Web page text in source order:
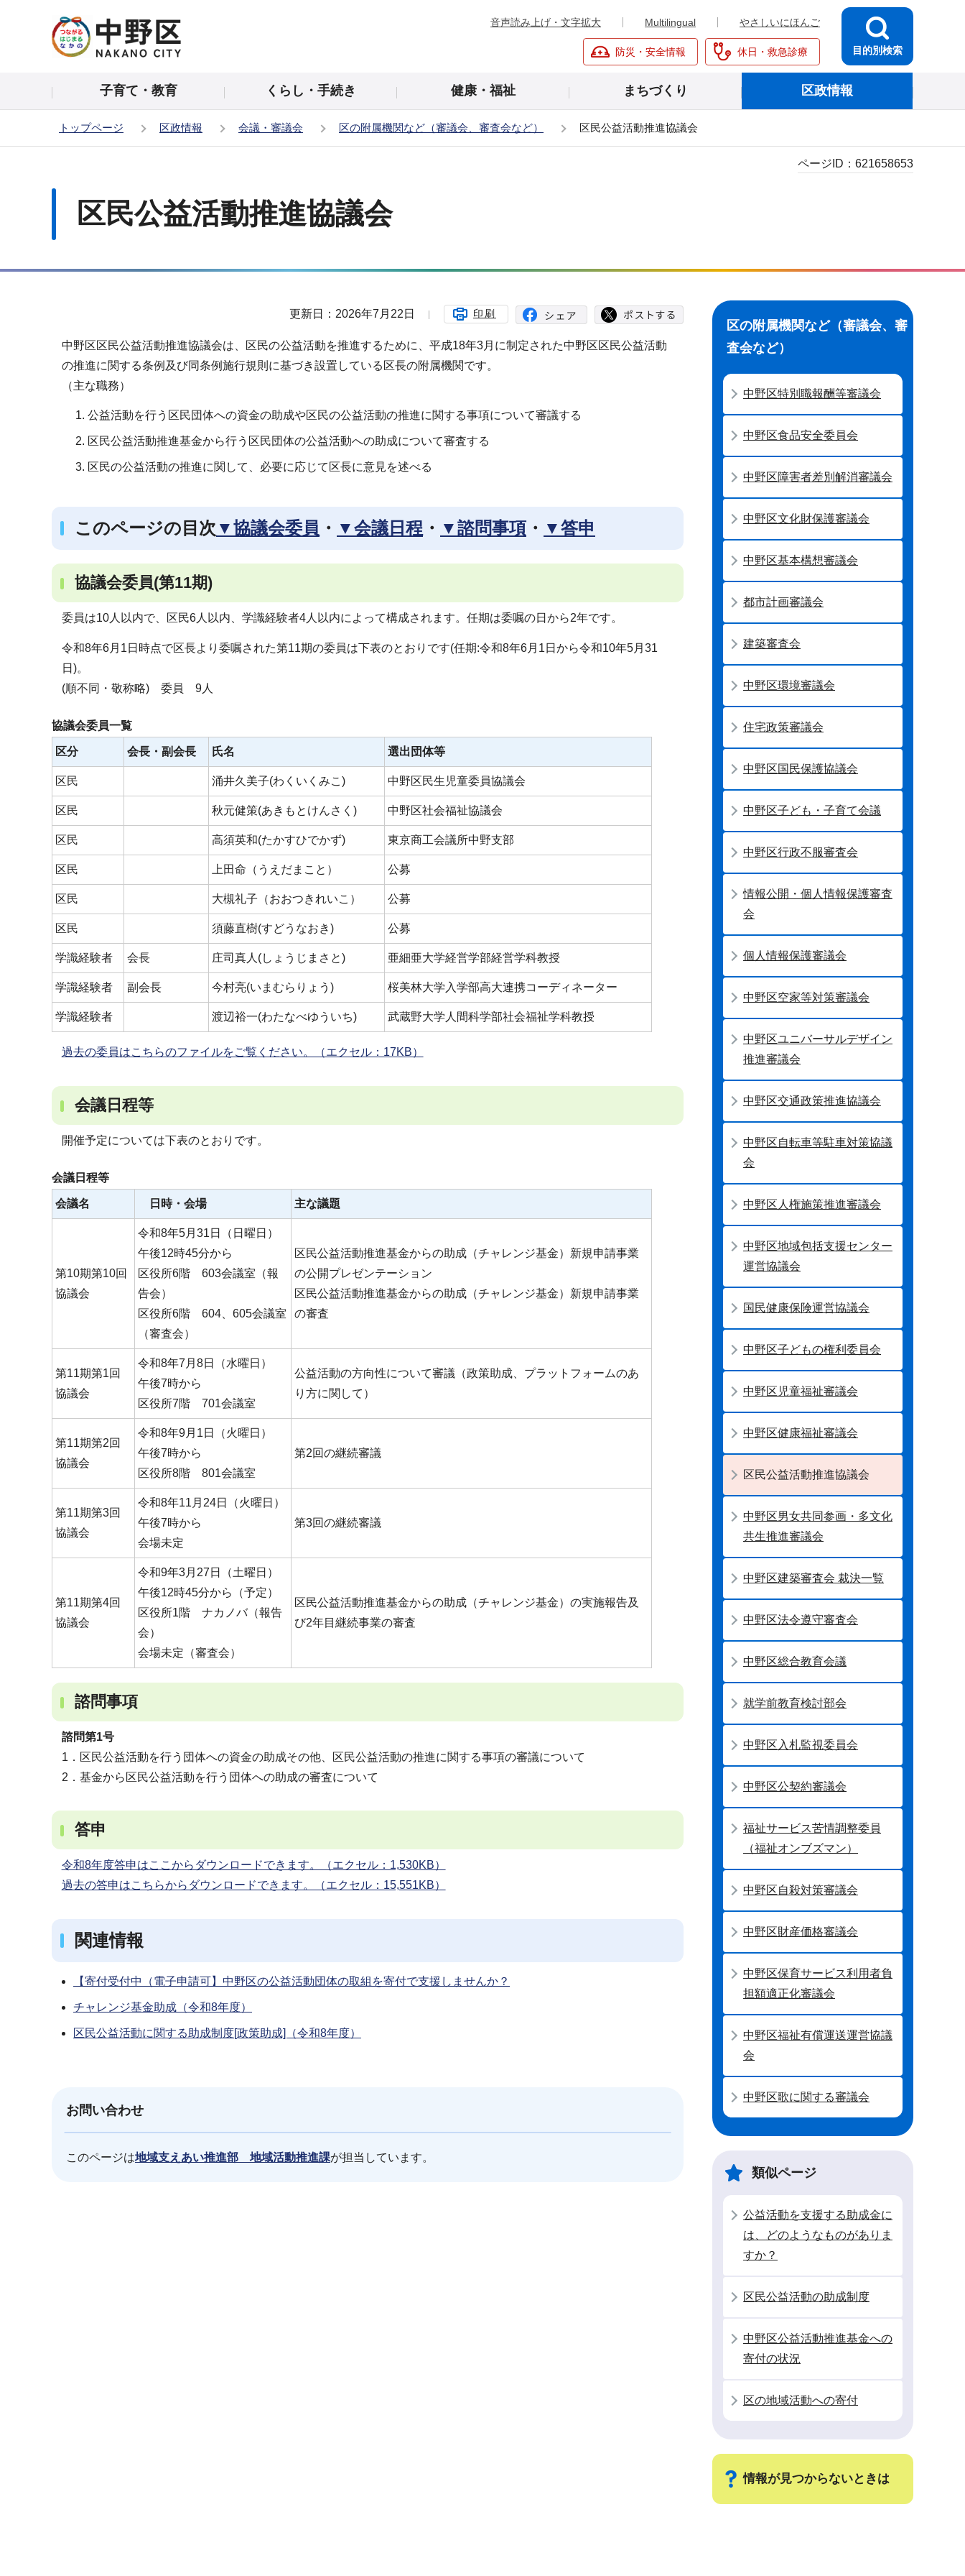
の
頭
音声読み上げ・文字拡大 Multilingual やさしいにほんご
防災・安全情報 休日・救急診療 目的別検索
子育て・教育 くらし・手続き 健康・福祉 まちづくり 区政情報
トップページ 区政情報 会議・審議会 区の附属機関など（審議会、審査会など） 区民公益活動推進協議会
区民公益活動推進協議会
ページID： 621658653
更新日：2026年7月22日 印刷
中野区区民公益活動推進協議会は、区民の公益活動を推進するために、平成18年3月に制定された中野区区民公益活動
の推進に関する条例及び同条例施行規則に基づき設置している区長の附属機関です。
（主な職務）
公益活動を行う区民団体への資金の助成や区民の公益活動の推進に関する事項について審議する
区民公益活動推進基金から行う区民団体の公益活動への助成について審査する
区民の公益活動の推進に関して、必要に応じて区長に意見を述べる
このページの目次 ▼協議会委員 ・ ▼会議日程 ・ ▼諮問事項 ・ ▼答申
協議会委員(第11期)
委員は10人以内で、区民6人以内、学識経験者4人以内によって構成されます。任期は委嘱の日から2年です。
令和8年6月1日時点で区長より委嘱された第11期の委員は下表のとおりです(任期:令和8年6月1日から令和10年5月31
日)。
(順不同・敬称略) 委員 9人
協議会委員一覧
区分 会長・副会長 氏名 選出団体等
区民 涌井久美子(わくいくみこ) 中野区民生児童委員協議会
区民 秋元健策(あきもとけんさく) 中野区社会福祉協議会
区民 高須英和(たかすひでかず) 東京商工会議所中野支部
区民 上田命（うえだまこと） 公募
区民 大槻礼子（おおつきれいこ） 公募
区民 須藤直樹(すどうなおき) 公募
学識経験者 会長 庄司真人(しょうじまさと) 亜細亜大学経営学部経営学科教授
学識経験者 副会長 今村亮(いまむらりょう) 桜美林大学入学部高大連携コーディネーター
学識経験者 渡辺裕一(わたなべゆういち) 武蔵野大学人間科学部社会福祉学科教授
過去の委員はこちらのファイルをご覧ください。（エクセル：17KB）
会議日程等
開催予定については下表のとおりです。
会議日程等
会議名 日時・会場 主な議題
第10期第10回
協議会
令和8年5月31日（日曜日）
午後12時45分から
区役所6階 603会議室（報
告会）
区役所6階 604、605会議室
（審査会）
区民公益活動推進基金からの助成（チャレンジ基金）新規申請事業
の公開プレゼンテーション
区民公益活動推進基金からの助成（チャレンジ基金）新規申請事業
の審査
第11期第1回
協議会
令和8年7月8日（水曜日）
午後7時から
区役所7階 701会議室
公益活動の方向性について審議（政策助成、プラットフォームのあ
り方に関して）
第11期第2回
協議会
令和8年9月1日（火曜日）
午後7時から
区役所8階 801会議室
第2回の継続審議
第11期第3回
協議会
令和8年11月24日（火曜日）
午後7時から
会場未定
第3回の継続審議
第11期第4回
協議会
令和9年3月27日（土曜日）
午後12時45分から（予定）
区役所1階 ナカノバ（報告
会）
会場未定（審査会）
区民公益活動推進基金からの助成（チャレンジ基金）の実施報告及
び2年目継続事業の審査
諮問事項
諮問第1号
1．区民公益活動を行う団体への資金の助成その他、区民公益活動の推進に関する事項の審議について
2．基金から区民公益活動を行う団体への助成の審査について
答申
令和8年度答申はここからダウンロードできます。（エクセル：1,530KB）
過去の答申はこちらからダウンロードできます。（エクセル：15,551KB）
関連情報
【寄付受付中（電子申請可】中野区の公益活動団体の取組を寄付で支援しませんか？
チャレンジ基金助成（令和8年度）
区民公益活動に関する助成制度[政策助成]（令和8年度）
お問い合わせ
このページは地域支えあい推進部 地域活動推進課が担当しています。
ナ
ビ
区の附属機関など（審議会、審
査会など）
中野区特別職報酬等審議会
中野区食品安全委員会
中野区障害者差別解消審議会
中野区文化財保護審議会
中野区基本構想審議会
都市計画審議会
建築審査会
中野区環境審議会
住宅政策審議会
中野区国民保護協議会
中野区子ども・子育て会議
中野区行政不服審査会
情報公開・個人情報保護審査
会
個人情報保護審議会
中野区空家等対策審議会
中野区ユニバーサルデザイン
推進審議会
中野区交通政策推進協議会
中野区自転車等駐車対策協議
会
中野区人権施策推進審議会
中野区地域包括支援センター
運営協議会
国民健康保険運営協議会
中野区子どもの権利委員会
中野区児童福祉審議会
中野区健康福祉審議会
区民公益活動推進協議会
中野区男女共同参画・多文化
共生推進審議会
中野区建築審査会 裁決一覧
中野区法令遵守審査会
中野区総合教育会議
就学前教育検討部会
中野区入札監視委員会
中野区公契約審議会
福祉サービス苦情調整委員
（福祉オンブズマン）
中野区自殺対策審議会
中野区財産価格審議会
中野区保育サービス利用者負
担額適正化審議会
中野区福祉有償運送運営協議
会
中野区歌に関する審議会
類似ページ
公益活動を支援する助成金に
は、どのようなものがありま
すか？
区民公益活動の助成制度
中野区公益活動推進基金への
寄付の状況
区の地域活動への寄付
情報が見つからないときは